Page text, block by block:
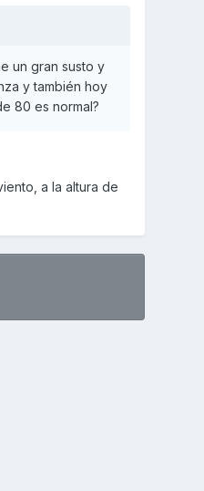
un gran susto y
y también hoy
80 es normal?
a la altura de